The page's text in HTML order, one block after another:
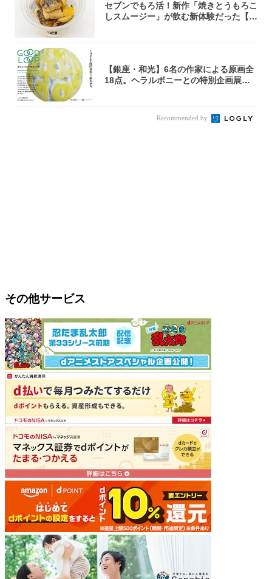
セブンでもろ活！新作「焼きとうもろこ
しスムージー」が飲む新体験だった【東
【銀座・和光】6名の作家による原画全
18点。ヘラルボニーとの特別企画展「G
Recommended by
その他サービス